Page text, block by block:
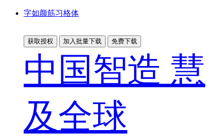
字如颜筋习格体
获取授权 加入批量下载 免费下载
中国智造 慧
及全球